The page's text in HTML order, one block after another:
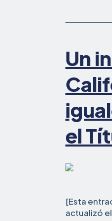
Un
el
[Esta
actualizó